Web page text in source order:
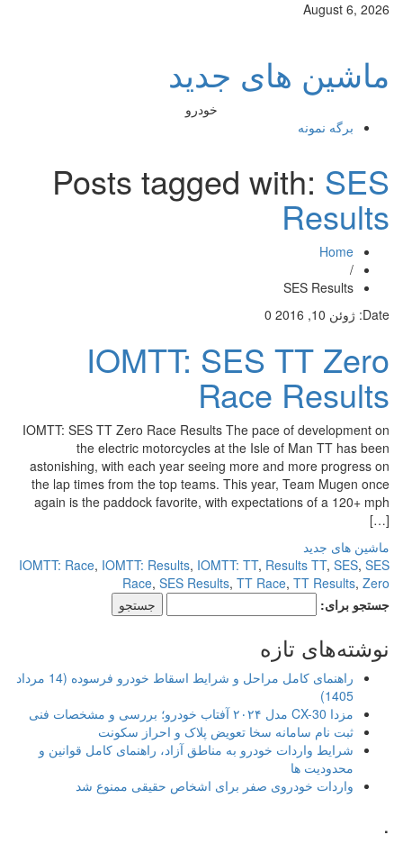
August 6, 2026
ماشین های جدید
خودرو
برگه نمونه
Posts tagged with:SES
Results
Home
/
SES Results
Date: ژوئن 10, 2016 0
IOMTT: SES TT Zero
Race Results
IOMTT: SES TT Zero Race Results The pace of development on
the electric motorcycles at the Isle of Man TT has been
astonishing, with each year seeing more and more progress on
the lap times from the top teams. This year, Team Mugen once
again is the paddock favorite, with expectations of a 120+ mph
[…]
ماشین های جدید
IOMTT: Race,IOMTT: Results,IOMTT: TT,Results TT,SES,SES
Race,SES Results,TT Race,TT Results,Zero
جستجو برای:
نوشته‌های تازه
راهنمای کامل مراحل و شرایط اسقاط خودرو فرسوده (14 مرداد
1405)
مزدا CX-30 مدل ۲۰۲۴ آفتاب خودرو؛ بررسی و مشخصات فنی
ثبت نام سامانه سخا تعویض پلاک و احراز سکونت
شرایط واردات خودرو به مناطق آزاد، راهنمای کامل قوانین و
محدودیت ها
واردات خودروی صفر برای اشخاص حقیقی ممنوع شد